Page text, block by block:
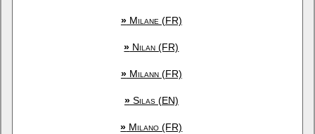
»Milane (FR)
» Nilan (FR)
»Milann (FR)
»Silas (EN)
» Milano (FR)